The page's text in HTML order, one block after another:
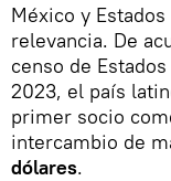
México y Estados
relevancia. De
censo de
2023, el país
primer socio
intercambio de
dólares.